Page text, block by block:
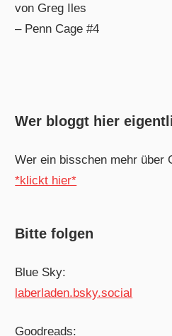
von Greg Iles
– Penn Cage #4
Wer bloggt hier
Wer ein bisschen mehr über
*klickt hier*
Bitte folgen
Blue Sky:
laberladen.bsky.social
Goodreads: